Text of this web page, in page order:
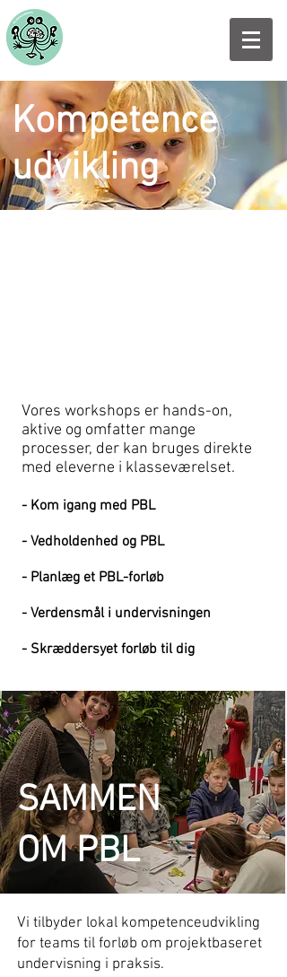
Kompetence
udvikling
Vores workshops er hands-on,
aktive og omfatter mange
processer, der kan bruges direkte
med eleverne i klasseværelset.
- Kom igang med PBL
- Vedholdenhed og PBL
- Planlæg et PBL-forløb
- Verdensmål i undervisningen
- Skræddersyet forløb til dig
SAMMEN
OM PBL
Vi tilbyder lokal kompetenceudvikling
for teams til forløb om projektbaseret
undervisning i praksis.